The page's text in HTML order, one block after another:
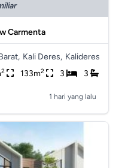
Carmenta
Kali Deres, Kalideres
2 133m2 3 3
1 hari yang lalu